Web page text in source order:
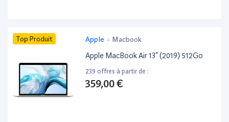
Top Produit Apple - Macbook
Apple MacBook Air 13” (2019) 512Go
239 offres à partir de :
359,00 €